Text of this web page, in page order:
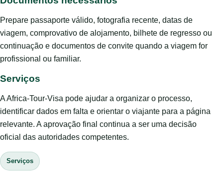
Prepare passaporte válido, fotografia recente, datas de
viagem, comprovativo de alojamento, bilhete de regresso ou
continuação e documentos de convite quando a viagem for
profissional ou familiar.
Serviços
A Africa-Tour-Visa pode ajudar a organizar o processo,
identificar dados em falta e orientar o viajante para a página
relevante. A aprovação final continua a ser uma decisão
oficial das autoridades competentes.
Serviços